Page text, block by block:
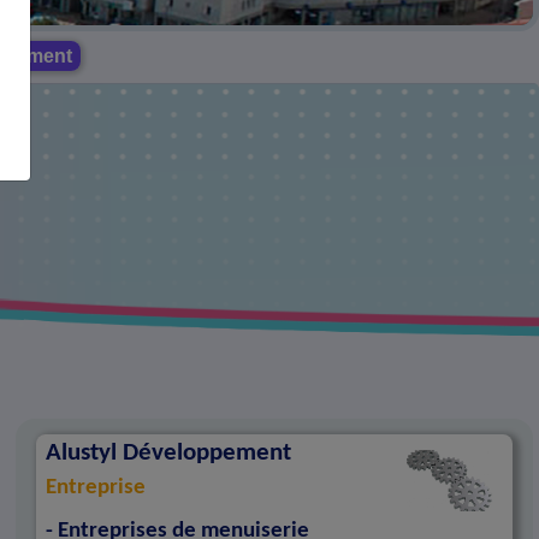
Alustyl Développement
Entreprise
- Entreprises de menuiserie